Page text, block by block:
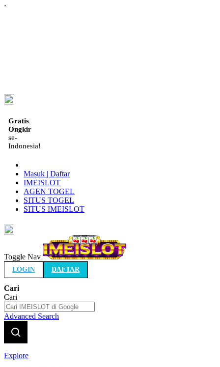
`
Gratis
Ongkir
se-
Indonesia!
Masuk | Daftar
IMEISLOT
AGEN TOGEL
SITUS TOGEL
SITUS IMEISLOT
Toggle Nav
LOGIN DAFTAR
Cari
Cari
Advanced Search
Explore